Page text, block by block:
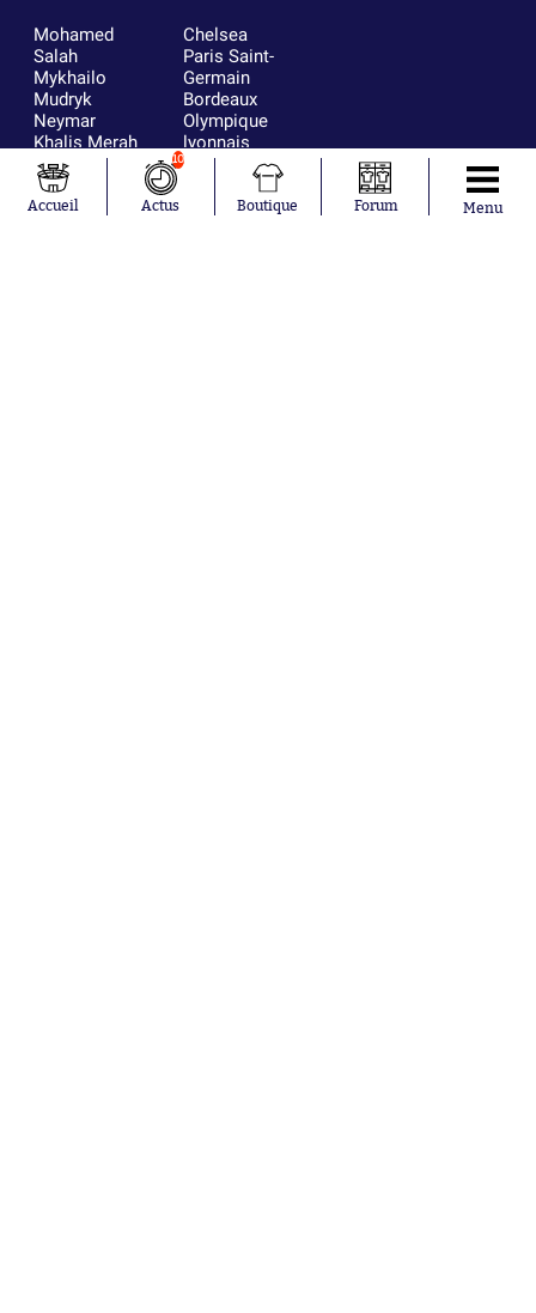
Mohamed
Salah
Mykhailo
Mudryk
Neymar
Khalis Merah
Loïs Openda
Moussa
Niakhaté
Chelsea
Paris Saint-
Germain
Bordeaux
Olympique
lyonnais
FIFA
Real Madrid
RC Strasbourg
Accueil
10
Actus Boutique Forum Menu